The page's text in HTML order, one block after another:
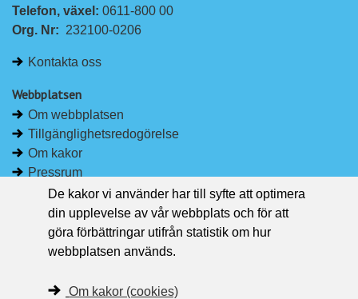
Telefon, växel: 0611-800 00
Org. Nr: 232100-0206
Kontakta oss
Webbplatsen
Om webbplatsen
Tillgänglighetsredogörelse
Om kakor
Pressrum
Håll dig uppdaterad
Följ Region Västernorrland på Facebook
Region Västernorrland i sociala medier
De kakor vi använder har till syfte att optimera
din upplevelse av vår webbplats och för att
göra förbättringar utifrån statistik om hur
webbplatsen används.
Om kakor (cookies)